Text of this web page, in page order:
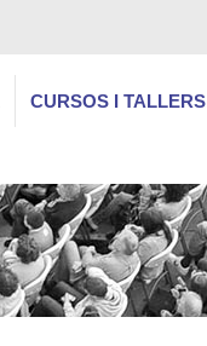
CURSOS I TALLERS